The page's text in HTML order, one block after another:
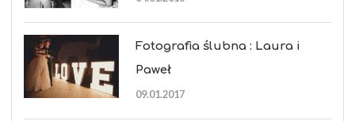
Fotografia ślubna : Laura i
Paweł
09.01.2017